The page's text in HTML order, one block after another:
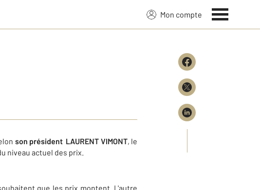
Mon compte
son président LAURENT VIMONT, le
niveau actuel des prix.
que les prix montent. L'autre